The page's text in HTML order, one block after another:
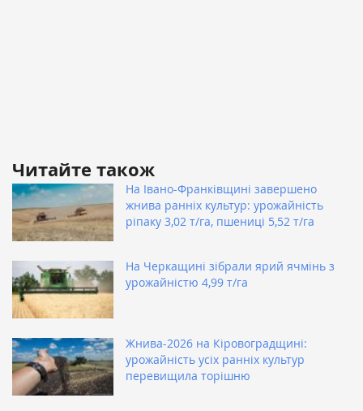
Читайте також
На Івано-Франківщині завершено
жнива ранніх культур: урожайність
ріпаку 3,02 т/га, пшениці 5,52 т/га
На Черкащині зібрали ярий ячмінь з
урожайністю 4,99 т/га
Жнива-2026 на Кіровоградщині:
урожайність усіх ранніх культур
перевищила торішню